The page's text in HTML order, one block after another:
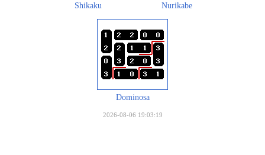
Shikaku Nurikabe
Dominosa
2026-08-06 19:03:19